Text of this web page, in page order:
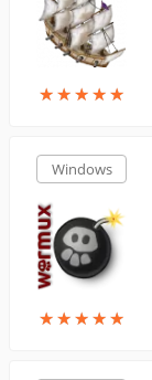
★★★★★
★★★★★
Windows
★★★★★
★★★★★